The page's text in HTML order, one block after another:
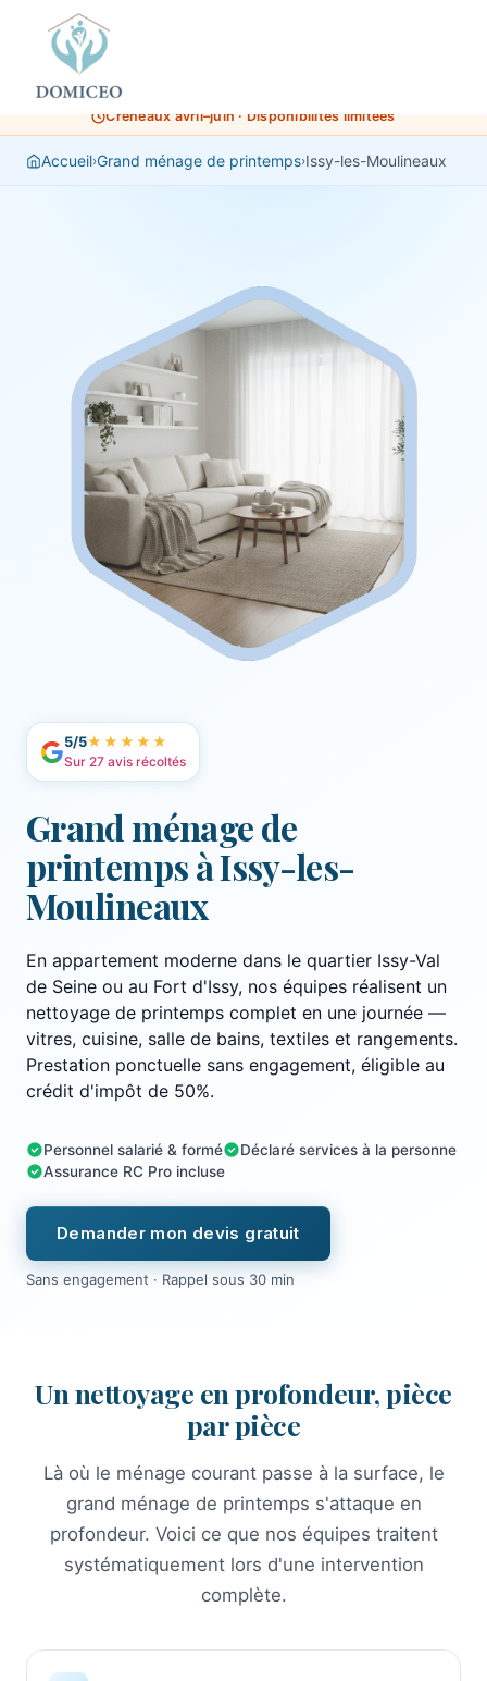
Créneaux avril–juin · Disponibilités limitées
Accueil›Grand ménage de printemps›Issy-les-Moulineaux
5/5★★★★★
Sur 27 avis récoltés
Grand ménage de
printemps à Issy-les-
Moulineaux
En appartement moderne dans le quartier Issy-Val
de Seine ou au Fort d'Issy, nos équipes réalisent un
nettoyage de printemps complet en une journée —
vitres, cuisine, salle de bains, textiles et rangements.
Prestation ponctuelle sans engagement, éligible au
crédit d'impôt de 50%.
Personnel salarié & formé
Déclaré services à la personne
Assurance RC Pro incluse
Demander mon devis gratuit
Sans engagement · Rappel sous 30 min
Un nettoyage en profondeur, pièce
par pièce
Là où le ménage courant passe à la surface, le
grand ménage de printemps s'attaque en
profondeur. Voici ce que nos équipes traitent
systématiquement lors d'une intervention
complète.
Panneau de gestion des cookies